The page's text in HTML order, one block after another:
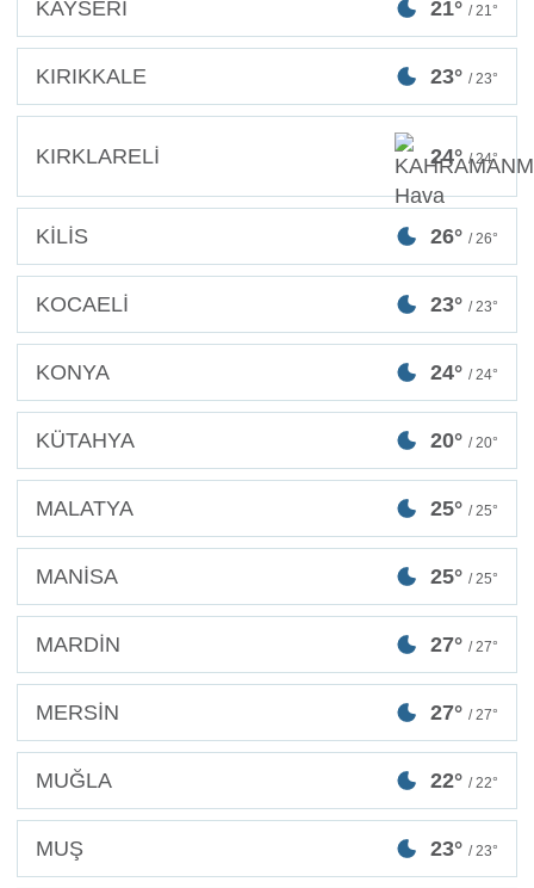
KAYSERİ 21° / 21°
KIRIKKALE 23° / 23°
KIRKLARELİ 24° / 24°
KİLİS 26° / 26°
KOCAELİ 23° / 23°
KONYA 24° / 24°
KÜTAHYA 20° / 20°
MALATYA 25° / 25°
MANİSA 25° / 25°
MARDİN 27° / 27°
MERSİN 27° / 27°
MUĞLA 22° / 22°
MUŞ 23° / 23°